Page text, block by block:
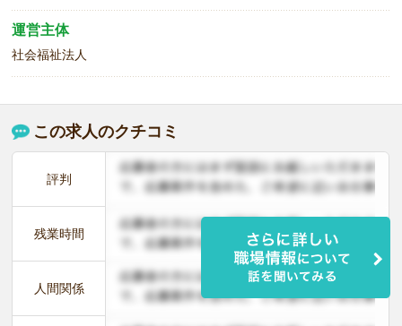
運営主体
社会福祉法人
この求人のクチコミ
評判
残業時間
人間関係